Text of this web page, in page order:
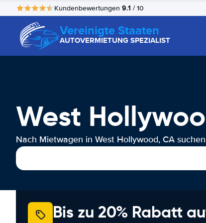
Kundenbewertungen 9.1 / 10
Vereinigte Staaten
AUTOVERMIETUNG SPEZIALIST
West
Nach Mietwagen in West Hollywood, CA suchen
Bis zu 20% Rabatt